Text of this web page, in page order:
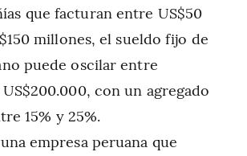
que facturan entre US$50
millones, el sueldo fijo de
puede oscilar entre
con un agregado
15% y 25%.
empresa peruana que